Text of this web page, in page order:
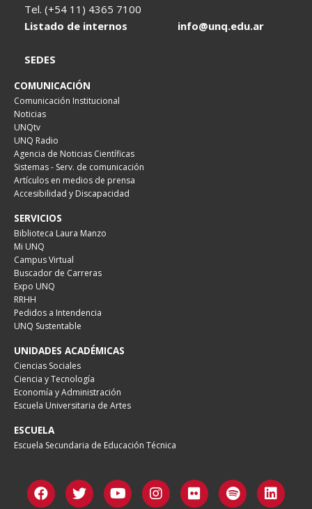
Tel. (+54 11) 4365 7100
Listado de internos
info@unq.edu.ar
SEDES
COMUNICACIÓN
Comunicación Institucional
Noticias
UNQtv
UNQ Radio
Agencia de Noticias Científicas
Sistemas - Serv. de comunicación
Artículos en medios de prensa
Accesibilidad y Discapacidad
SERVICIOS
Biblioteca Laura Manzo
Mi UNQ
Campus Virtual
Buscador de Carreras
Expo UNQ
RRHH
Pedidos a Intendencia
UNQ Sustentable
UNIDADES ACADÉMICAS
Ciencias Sociales
Ciencia y Tecnología
Economía y Administración
Escuela Universitaria de Artes
ESCUELA
Escuela Secundaria de Educación Técnica